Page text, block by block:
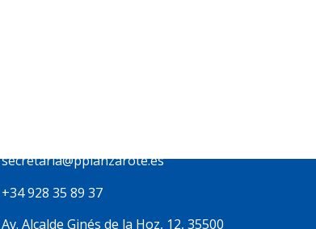
secretaria@pplanzarote.es
+34 928 35 89 37
Av. Alcalde Ginés de la Hoz, 12, 35500